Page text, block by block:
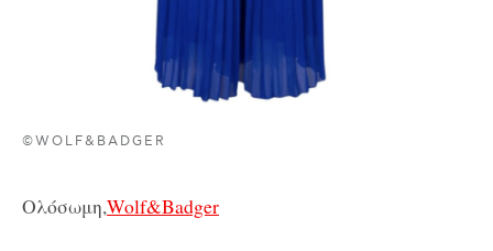
©WOLF&BADGER
Ολόσωμη,Wolf&Badger